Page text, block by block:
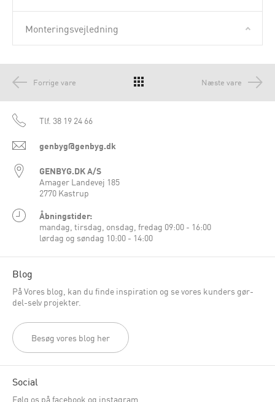
Monteringsvejledning
Forrige vare Næste vare
Tlf. 38 19 24 66
genbyg@genbyg.dk
GENBYG.DK A/S
Amager Landevej 185
2770 Kastrup
Åbningstider:
mandag, tirsdag, onsdag, fredag 09:00 - 16:00
lørdag og søndag 10:00 - 14:00
Blog
På Vores blog, kan du finde inspiration og se vores kunders gør-
del-selv projekter.
Besøg vores blog her
Social
Følg os på facebook og instagram.